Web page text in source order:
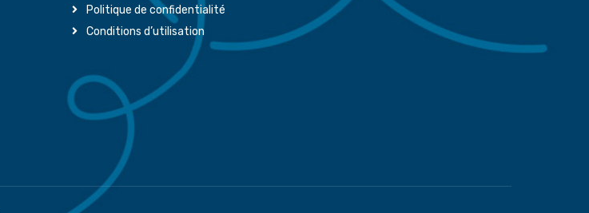
Politique de confidentialité
Conditions d’utilisation